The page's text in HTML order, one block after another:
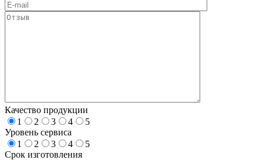
Качество продукции
1
2 3 4
5
Уровень сервиса
1
2 3 4
5
Срок изготовления